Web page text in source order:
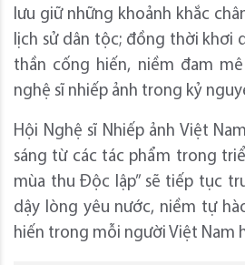
lưu giữ những khoảnh khắc
lịch sử dân tộc; đồng thời khơi
thần cống hiến, niềm đam
nghệ sĩ nhiếp ảnh trong kỷ
Hội Nghệ sĩ Nhiếp ảnh Việt
sáng từ các tác phẩm trong
mùa thu Độc lập” sẽ tiếp tục
dậy lòng yêu nước, niềm tự
hiến trong mỗi người Việt Nam